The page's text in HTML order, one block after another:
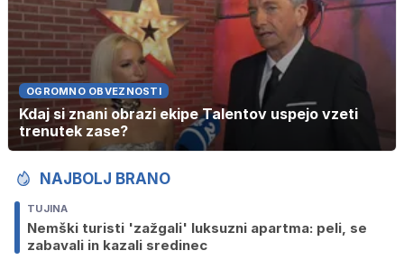
OGROMNO OBVEZNOSTI
Kdaj si znani obrazi ekipe Talentov uspejo vzeti
trenutek zase?
NAJBOLJ BRANO
TUJINA
Nemški turisti 'zažgali' luksuzni apartma: peli, se
zabavali in kazali sredinec